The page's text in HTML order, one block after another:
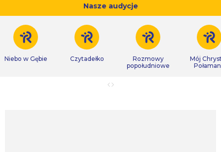
Nasze audycje
Niebo w Gębie Czytadełko
Rozmowy
popołudniowe
Mój